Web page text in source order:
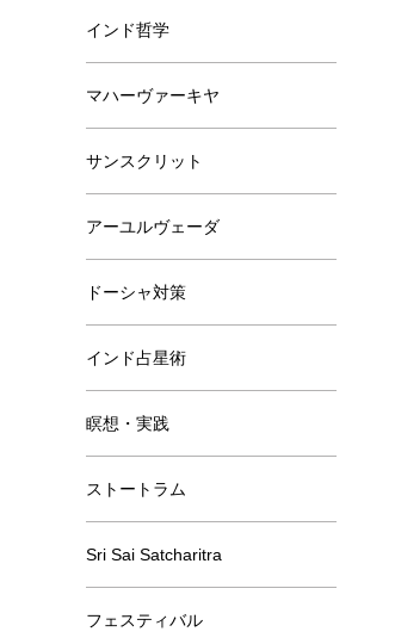
インド哲学
マハーヴァーキヤ
サンスクリット
アーユルヴェーダ
ドーシャ対策
インド占星術
瞑想・実践
ストートラム
Sri Sai Satcharitra
フェスティバル